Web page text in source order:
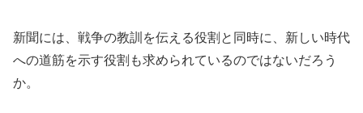
新聞には、戦争の教訓を伝える役割と同時に、新しい時代
への道筋を示す役割も求められているのではないだろう
か。